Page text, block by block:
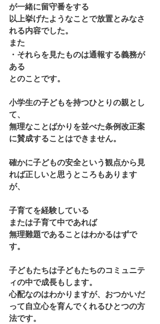
が一緒に留守番をする
以上挙げたようなことで放置とみなさ
れる内容でした。
また
・それらを見たものは通報する義務が
ある
とのことです。
小学生の子どもを持つひとりの親とし
て、
無理なことばかりを並べた条例改正案
に賛成することはできません。
確かに子どもの安全という観点から見
れば正しいと思うところもあります
が、
子育てを経験している
または子育て中であれば
無理難題であることはわかるはずで
す。
子どもたちは子どもたちのコミュニテ
ィの中で成長もします。
心配なのはわかりますが、おつかいだ
って自立心を育んでくれるひとつの方
法です。